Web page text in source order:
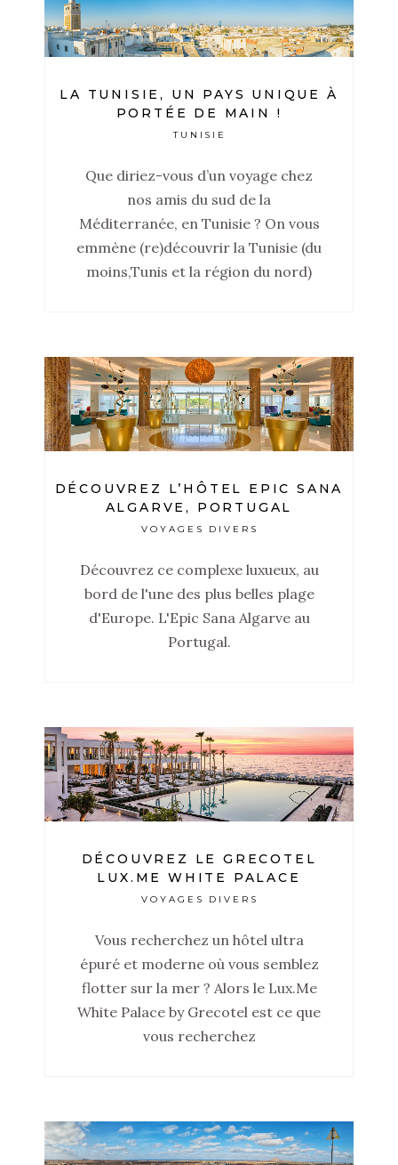
LA TUNISIE, UN PAYS UNIQUE À
PORTÉE DE MAIN !
TUNISIE
Que diriez-vous d’un voyage chez
nos amis du sud de la
Méditerranée, en Tunisie ? On vous
emmène (re)découvrir la Tunisie (du
moins,Tunis et la région du nord)
DÉCOUVREZ L’HÔTEL EPIC SANA
ALGARVE, PORTUGAL
VOYAGES DIVERS
Découvrez ce complexe luxueux, au
bord de l'une des plus belles plage
d'Europe. L'Epic Sana Algarve au
Portugal.
DÉCOUVREZ LE GRECOTEL
LUX.ME WHITE PALACE
VOYAGES DIVERS
Vous recherchez un hôtel ultra
épuré et moderne où vous semblez
flotter sur la mer ? Alors le Lux.Me
White Palace by Grecotel est ce que
vous recherchez